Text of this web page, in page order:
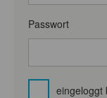
Passwort
eingeloggt